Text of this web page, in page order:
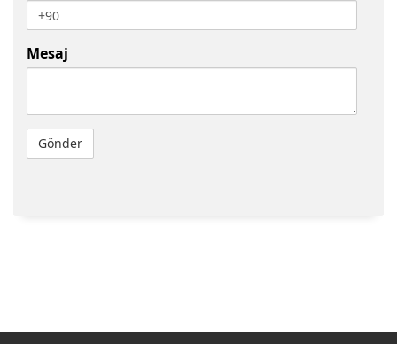
Mesaj